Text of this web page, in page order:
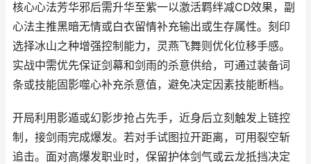
核心心法芳华邪后需升华至紫一以激活羁绊减CD效果，副
心法主推黑暗无情或白衣留情补充输出或生存属性。刻印
选择冰山之种增强控制能力，灵燕飞舞则优化位移手感。
实战中需优先保证剑幕和剑雨的杀意供给，可通过装备词
条或技能固影噬心补充杀意值，避免决定因素技能断档。
开局利用影遁或幻影步抢占先手，近身后立刻触发上链控
制，接剑雨完成爆发。若对手试图拉开距离，可用裂空斩
追击。面对高爆发职业时，保留护体剑气或云龙抵挡决定